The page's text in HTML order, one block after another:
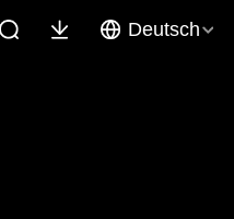
Deutsch